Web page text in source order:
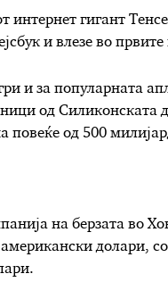
интернет гигант
и влезе во првите
и за популарната
од Силиконската
повеќе од 500
на берзата во
долари,